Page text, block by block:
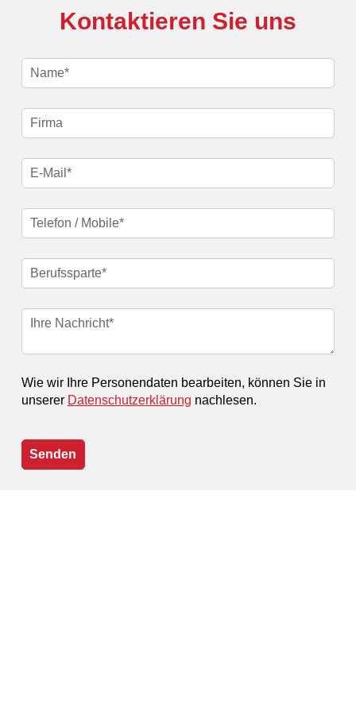
Kontaktieren Sie uns
Name (erforderlich)
Firma
E-Mail *
(erforderlich)
Telefon (erforderlich)
Berufssparte *
(erforderlich)
Ihre Nachricht *
(erforderlich)
Wie wir Ihre Personendaten bearbeiten, können Sie in
unserer Datenschutzerklärung nachlesen.
Senden